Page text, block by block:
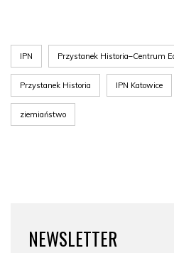
IPN Przystanek Historia–Centrum
Przystanek Historia IPN Katowice
ziemiaństwo
NEWSLETTER